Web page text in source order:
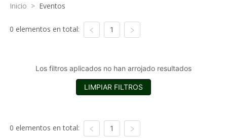
Inicio > Eventos
0 elementos en total: 1
Los filtros aplicados no han arrojado resultados
LIMPIAR FILTROS
0 elementos en total: 1